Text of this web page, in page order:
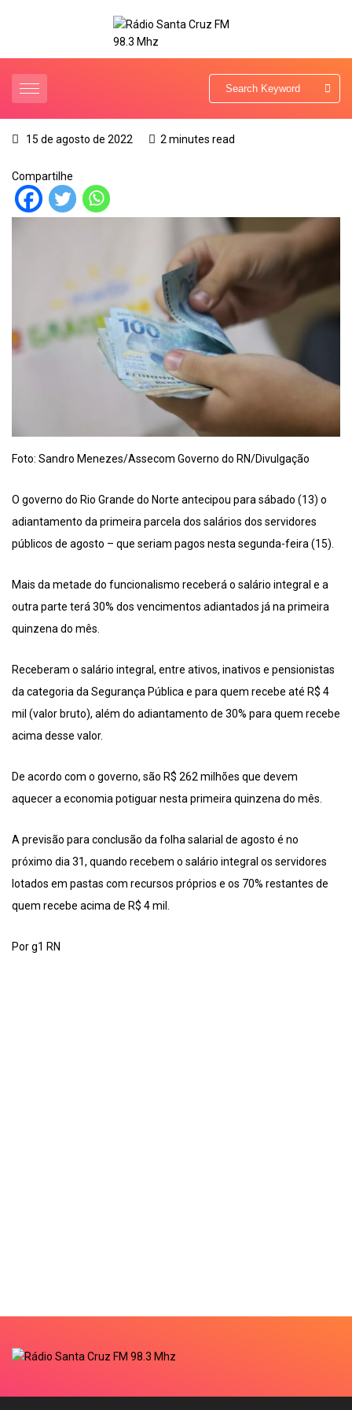
15 de agosto de 2022 2 minutes read
Compartilhe
Foto: Sandro Menezes/Assecom Governo do RN/Divulgação
O governo do Rio Grande do Norte antecipou para sábado (13) o
adiantamento da primeira parcela dos salários dos servidores
públicos de agosto – que seriam pagos nesta segunda-feira (15).
Mais da metade do funcionalismo receberá o salário integral e a
outra parte terá 30% dos vencimentos adiantados já na primeira
quinzena do mês.
Receberam o salário integral, entre ativos, inativos e pensionistas
da categoria da Segurança Pública e para quem recebe até R$ 4
mil (valor bruto), além do adiantamento de 30% para quem recebe
acima desse valor.
De acordo com o governo, são R$ 262 milhões que devem
aquecer a economia potiguar nesta primeira quinzena do mês.
A previsão para conclusão da folha salarial de agosto é no
próximo dia 31, quando recebem o salário integral os servidores
lotados em pastas com recursos próprios e os 70% restantes de
quem recebe acima de R$ 4 mil.
Por g1 RN